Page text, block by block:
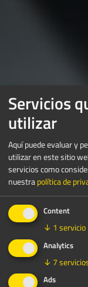
Servicios
utilizar
Aquí puede evaluar y
utilizar en este sitio
servicios como
nuestrapolítica de
Content
↓ 1 servicio
Analytics
↓ 7
Ads